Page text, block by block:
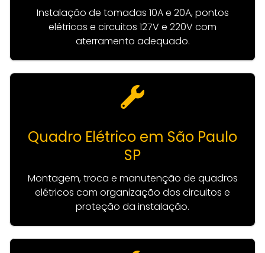
Instalação de tomadas 10A e 20A, pontos
elétricos e circuitos 127V e 220V com
aterramento adequado.
Quadro Elétrico em São Paulo
SP
Montagem, troca e manutenção de quadros
elétricos com organização dos circuitos e
proteção da instalação.